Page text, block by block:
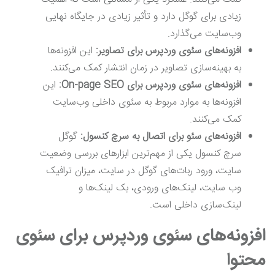
زیادی برای گوگل دارد و تأثیر زیادی در جایگاه نهایی
وب‌سایت می‌گذارد.
افزونه‌های سئوی وردپرس برای تصاویر: این افزونه‌ها
به بهینه‌سازی تصاویر در زمان انتشار کمک می‌کنند.
افزونه‌های سئوی وردپرس برای On-page SEO:
این
افزونه‌ها به موارد مربوط به سئوی داخلی وب‌سایت
کمک می‌کنند.
افزونه‌های سئو برای اتصال به سرچ کنسول: گوگل
سرچ کنسول یکی از مهم‌ترین ابزارهای بررسی وضعیت
سایت، ورود ربات‌های گوگل در سایت، میزان ترافیک
وب سایت، لینک‌های ورودی، بک لینک‌ها و
لینک‌سازی داخلی است.
افزونه‌های سئوی وردپرس برای سئوی
محتوا